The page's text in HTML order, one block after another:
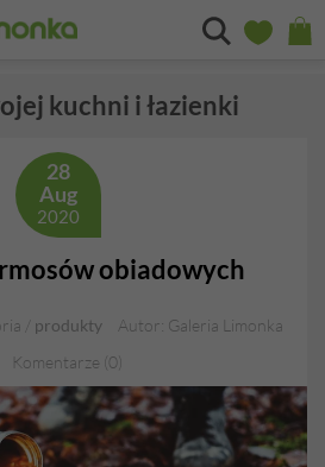
kuchni i łazienki
28
Aug
2020
obiadowych
/ produkty
Autor: Galeria Limonka
Komentarze (0)